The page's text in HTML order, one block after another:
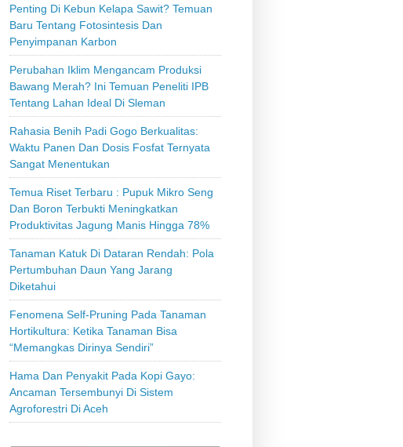
Penting Di Kebun Kelapa Sawit? Temuan
Baru Tentang Fotosintesis Dan
Penyimpanan Karbon
Perubahan Iklim Mengancam Produksi
Bawang Merah? Ini Temuan Peneliti IPB
Tentang Lahan Ideal Di Sleman
Rahasia Benih Padi Gogo Berkualitas:
Waktu Panen Dan Dosis Fosfat Ternyata
Sangat Menentukan
Temua Riset Terbaru : Pupuk Mikro Seng
Dan Boron Terbukti Meningkatkan
Produktivitas Jagung Manis Hingga 78%
Tanaman Katuk Di Dataran Rendah: Pola
Pertumbuhan Daun Yang Jarang
Diketahui
Fenomena Self-Pruning Pada Tanaman
Hortikultura: Ketika Tanaman Bisa
“Memangkas Dirinya Sendiri”
Hama Dan Penyakit Pada Kopi Gayo:
Ancaman Tersembunyi Di Sistem
Agroforestri Di Aceh